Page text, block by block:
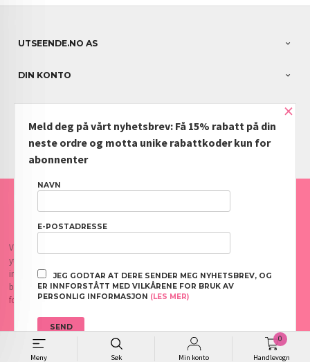
Meny Søk Min konto Handlevogn
0
UTSEENDE.NO AS
DIN KONTO
NYHETSBREV
PARTNERE
FRAKT KJØPSBETINGELSER SIKKERHET OG PERSONVERN
Vår nettbutikk bruker cookies slik at du får en bedre kjøpsopplevelse og vi kan
yte deg bedre service. Vi bruker cookies hovedsaklig til å lagre
innloggingsdetaljer og huske hva du har puttet i handlekurven din. Fortsett å
bruke siden som normalt om du godtar dette.Les merellerendre innstillinger
for cookies.
×
Meld deg på vårt nyhetsbrev: Få 15% rabatt på din
neste ordre og motta unike rabattkoder kun for
abonnenter
NAVN
E-POSTADRESSE
JEG GODTAR AT DERE SENDER MEG NYHETSBREV, OG
ER INNFORSTÅTT MED VILKÅRENE FOR BRUK AV
PERSONLIG INFORMASJON (LES MER)
// B2B form additional text